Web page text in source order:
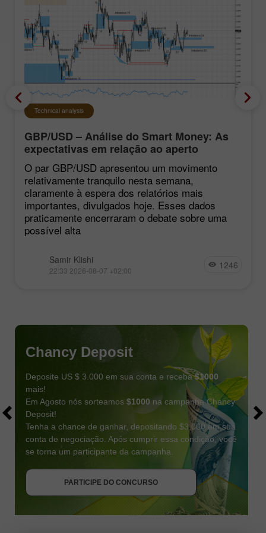
Technical analysis
GBP/USD – Análise do Smart Money: As
expectativas em relação ao aperto
monetário do FOMC continuam baixas
O par GBP/USD apresentou um movimento
relativamente tranquilo nesta semana,
claramente à espera dos relatórios mais
importantes, divulgados hoje. Esses dados
praticamente encerraram o debate sobre uma
possível alta
Samir Klishi
22:33 2026-08-07 +02:00 1246
PARTICIPE DO CONCURSO
Chancy Deposit
Deposite US $ 3.000 em sua conta e receba$1000
mais!
Em Agosto nós sorteamos $1000 na campanha Chancy
Deposit!
Tenha a chance de ganhar, depositando $3,000 em sua
conta de negociação. Após cumprir essa condição, você
se torna um participante da campanha.
PARTICIPE DO CONCURSO
PARTICIPE DO CONCURSO
RECEBA O BÔNUS